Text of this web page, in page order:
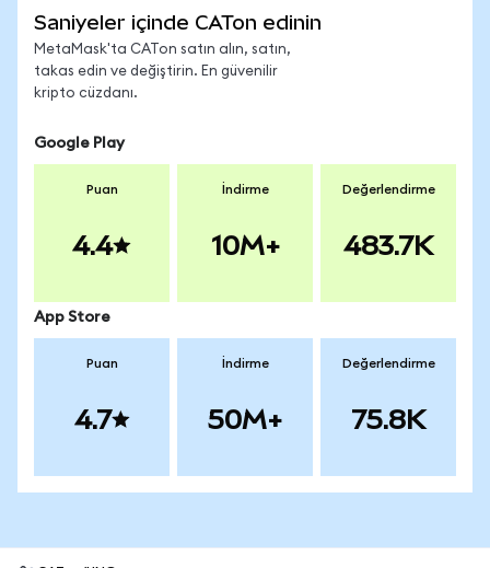
Saniyeler içinde CATon edinin
MetaMask'ta CATon satın alın, satın,
takas edin ve değiştirin. En güvenilir
kripto cüzdanı.
Google Play
Puan
4.4
İndirme
10M+
Değerlendirme
483.7K
App Store
Puan
4.7
İndirme
50M+
Değerlendirme
75.8K